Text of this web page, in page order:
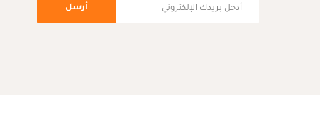
أرسل